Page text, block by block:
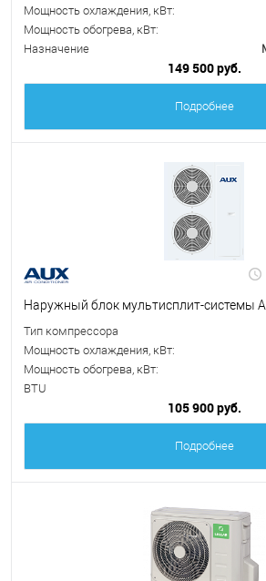
Мощность охлаждения, кВт:
Мощность обогрева, кВт:
Назначение
149 500 руб.
Подробнее
Наружный блок мультисплит-системы
Тип компрессора
Мощность охлаждения, кВт:
Мощность обогрева, кВт:
BTU
105 900 руб.
Подробнее